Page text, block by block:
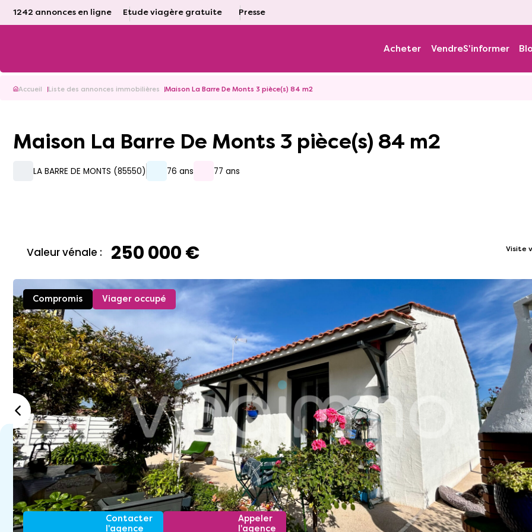
1242 annonces en ligne Etude viagère gratuite Presse
Acheter VendreS'informer
Accueil Liste des annonces immobilières Maison La Barre De Monts 3 pièce(s) 84 m2
Maison La Barre De Monts 3 pièce(s) 84 m2
LA BARRE DE MONTS (85550) 76 ans 77 ans
Valeur vénale : 250 000 € Visite
Compromis Viager occupé
Contacter
l'agence
Appeler
l'agence